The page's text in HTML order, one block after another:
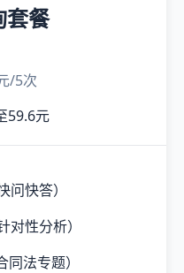
套餐
/5次
59.6元
快答）
性分析）
法专题）